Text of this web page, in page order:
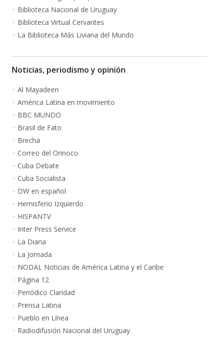
Biblioteca Nacional de Uruguay
Biblioteca Virtual Cervantes
La Biblioteca Más Liviana del Mundo
Noticias, periodismo y opinión
Al Mayadeen
América Latina en movimiento
BBC MUNDO
Brasil de Fato
Brecha
Correo del Orinoco
Cuba Debate
Cuba Socialista
DW en español
Hemisferio Izquierdo
HISPANTV
Inter Press Service
La Diaria
La Jornada
NODAL Noticias de América Latina y el Caribe
Página 12
Periódico Claridad
Prensa Latina
Pueblo en Línea
Radiodifusión Nacional del Uruguay